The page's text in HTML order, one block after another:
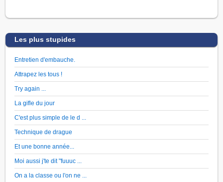
Les plus stupides
Entretien d'embauche.
Attrapez les tous !
Try again ...
La gifle du jour
C'est plus simple de le d ...
Technique de drague
Et une bonne année...
Moi aussi j'te dit "fuuuc ...
On a la classe ou l'on ne ...